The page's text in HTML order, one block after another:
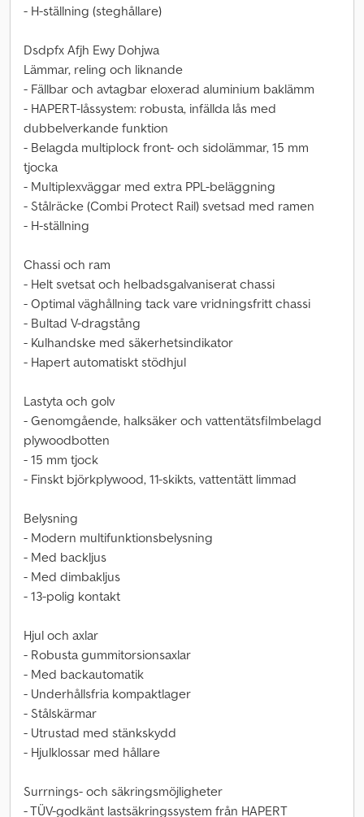
- H-ställning (steghållare)
Dsdpfx Afjh Ewy Dohjwa
Lämmar, reling och liknande
- Fällbar och avtagbar eloxerad aluminium baklämm
- HAPERT-låssystem: robusta, infällda lås med
dubbelverkande funktion
- Belagda multiplock front- och sidolämmar, 15 mm
tjocka
- Multiplexväggar med extra PPL-beläggning
- Stålräcke (Combi Protect Rail) svetsad med ramen
- H-ställning
Chassi och ram
- Helt svetsat och helbadsgalvaniserat chassi
- Optimal väghållning tack vare vridningsfritt chassi
- Bultad V-dragstång
- Kulhandske med säkerhetsindikator
- Hapert automatiskt stödhjul
Lastyta och golv
- Genomgående, halksäker och vattentätsfilmbelagd
plywoodbotten
- 15 mm tjock
- Finskt björkplywood, 11-skikts, vattentätt limmad
Belysning
- Modern multifunktionsbelysning
- Med backljus
- Med dimbakljus
- 13-polig kontakt
Hjul och axlar
- Robusta gummitorsionsaxlar
- Med backautomatik
- Underhållsfria kompaktlager
- Stålskärmar
- Utrustad med stänkskydd
- Hjulklossar med hållare
Surrnings- och säkringsmöjligheter
- TÜV-godkänt lastsäkringssystem från HAPERT